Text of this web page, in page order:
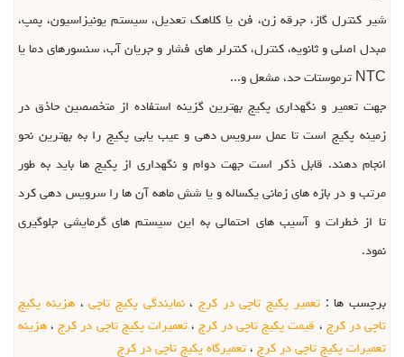
شیر کنترل گاز، جرقه زن، فن یا کلاهک تعدیل، سیستم یونیزاسیون، پمپ،
مبدل اصلی و ثانویه، کنترل، کنترلر های فشار و جریان آب، سنسورهای دما یا
NTC ترموستات حد، مشعل و...
جهت تعمیر و نگهداری پکیج بهترین گزینه استفاده از متخصصین حاذق در
زمینه پکیج است تا عمل سرویس دهی و عیب یابی پکیج را به بهترین نحو
انجام دهند. قابل ذکر است جهت دوام و نگهداری از پکیج ها باید به طور
مرتب و در بازه های زمانی یکساله و یا شش ماهه آن ها را سرویس دهی کرد
تا از خطرات و آسیب های احتمالی به این سیستم های گرمایشی جلوگیری
نمود.
برچسب ها :تعمیر پکیج تاچی در کرج،نمایندگی پکیج تاچی،هزینه پکیج
تاچی در کرج ، قیمت پکیج تاچی در کرج،تعمیرات پکیج تاچی در کرج، هزینه
تعمیرات پکیج تاچی در کرج ،تعمیرگاه پکیج تاچی در کرج